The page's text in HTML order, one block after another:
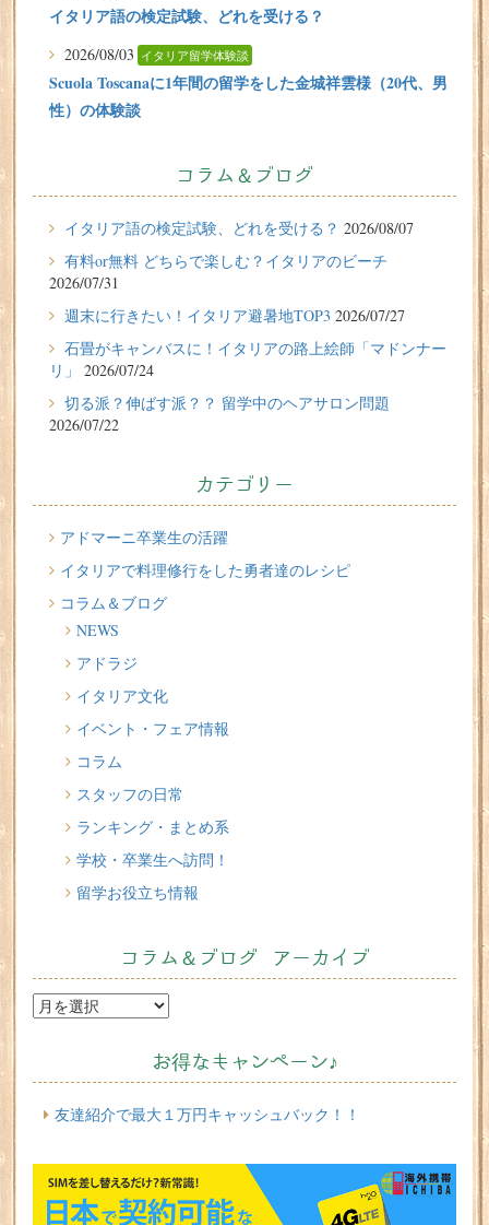
イタリア語の検定試験、どれを受ける？
2026/08/03 イタリア留学体験談
Scuola Toscanaに1年間の留学をした金城祥雲様（20代、男
性）の体験談
有料or無料 どちらで楽しむ？イタリアのビーチ
フィレンツェに1週間の語学留学をしたT.Sさん（10代、女
性）の体験談
2026/07/27
週末に行きたい！イタリア避暑地TOP3
2026/07/24
石畳がキャンバスに！イタリアの路上絵師「マドンナー
リ」
切る派？伸ばす派？？ 留学中のヘアサロン問題
2026/07/20
イタリア人はどんなジェラートを食べる？
2026/07/17
イタリアが誇る3人の天才芸術家 その傑作を見に行こう！
2026/07/16
味わってみたい！魚介の「ごった煮」 リヴォルノの
Cacciucco（カッチュッコ）
コラム＆ブログ
イタリア語の検定試験、どれを受ける？ 2026/08/07
有料or無料 どちらで楽しむ？イタリアのビーチ
2026/07/31
週末に行きたい！イタリア避暑地TOP3 2026/07/27
石畳がキャンバスに！イタリアの路上絵師「マドンナー
リ」
2026/07/24
切る派？伸ばす派？？ 留学中のヘアサロン問題
2026/07/22
カテゴリー
アドマーニ卒業生の活躍
イタリアで料理修行をした勇者達のレシピ
コラム＆ブログ
NEWS
アドラジ
イタリア文化
イベント・フェア情報
コラム
スタッフの日常
ランキング・まとめ系
学校・卒業生へ訪問！
留学お役立ち情報
コラム＆ブログ アーカイブ
お得なキャンペーン♪
友達紹介で最大１万円キャッシュバック！！